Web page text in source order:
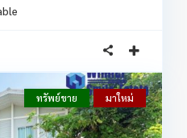
ทรัพย์ขาย มาใหม่